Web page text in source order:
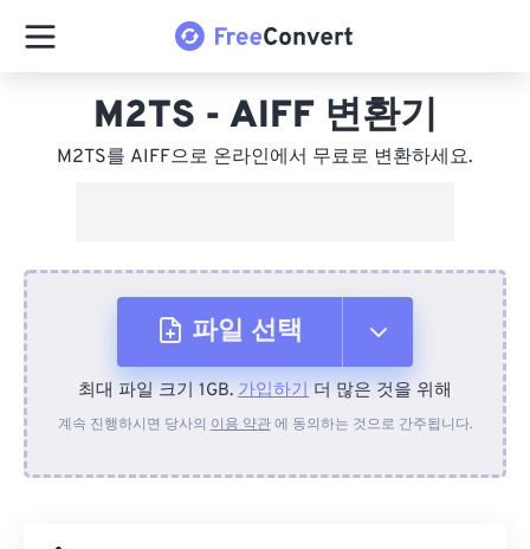
M2TS - AIFF 변환기
M2TS를 AIFF으로 온라인에서 무료로 변환하세요.
파일 선택
장치에서
최대 파일 크기 1GB. 가입하기 더 많은 것을 위해
계속 진행하시면 당사의 이용 약관에 동의하는 것으로 간주됩니다.